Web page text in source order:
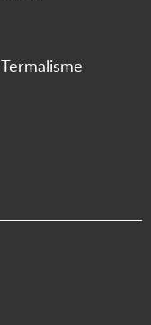
Termalisme